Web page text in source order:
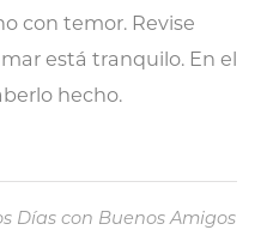
con temor. Revise
está tranquilo. En el
hecho.
Días con Buenos Amigos